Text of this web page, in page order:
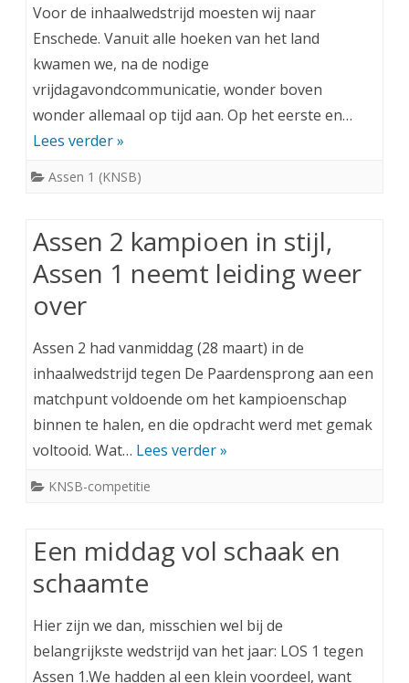
Voor de inhaalwedstrijd moesten wij naar
Enschede. Vanuit alle hoeken van het land
kwamen we, na de nodige
vrijdagavondcommunicatie, wonder boven
wonder allemaal op tijd aan. Op het eerste en…
Lees verder »
Assen 1 (KNSB)
Assen 2 kampioen in stijl,
Assen 1 neemt leiding weer
over
Assen 2 had vanmiddag (28 maart) in de
inhaalwedstrijd tegen De Paardensprong aan een
matchpunt voldoende om het kampioenschap
binnen te halen, en die opdracht werd met gemak
voltooid. Wat… Lees verder »
KNSB-competitie
Een middag vol schaak en
schaamte
Hier zijn we dan, misschien wel bij de
belangrijkste wedstrijd van het jaar: LOS 1 tegen
Assen 1.We hadden al een klein voordeel, want